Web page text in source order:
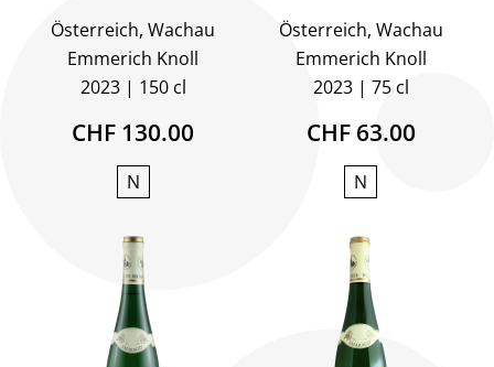
Österreich, Wachau
Emmerich Knoll
2023
150 cl
CHF 130.00
N
Österreich, Wachau
Emmerich Knoll
2023
75 cl
CHF 63.00
N